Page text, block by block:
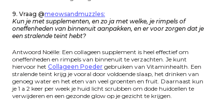
9. Vraag @meowsandmuzzles:
Kun je met supplementen, en zo ja met welke, je rimpels of
oneffenheden van binnenuit aanpakken, en er voor zorgen dat je
een stralende teint hebt?
Antwoord Noëlle: Een collageen supplement is heel effectief om
oneffenheden en rimpels van binnenuit te verzachten. Je kunt
hiervoor het Collageen Poeder gebruiken van Vitaminhealth. Een
stralende teint krijg je vooral door voldoende slaap, het drinken van
genoeg water en het eten van veel groenten en fruit. Daarnaast kun
je 1 a 2 keer per week je huid licht scrubben om dode huidcellen te
verwijderen en een gezonde glow op je gezicht te krijgen.